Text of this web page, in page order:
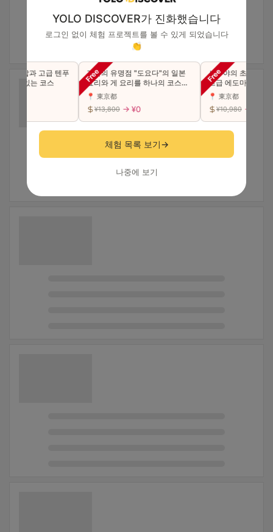
YOLO DISCOVER가 진화했습니다
로그인 없이 체험 프로젝트를 볼 수 있게 되었습니다
👏
초밥과 고급 텐푸
수 있는 코스
긴자의 유명점 "도요다"의 일본
요리와 게 요리를 하나의 코스에
서 사치스럽게 맛본다（동반 가
능）
📍 東京都
¥13,800 → ¥0
시부야의 초인기점
고급 에도마에 초밥 "
카세 코스를 만끽하
📍 東京都
¥10,980 → ¥0
체험 목록 보기→
나중에 보기